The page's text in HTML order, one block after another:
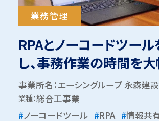
業務管理
RPAとノーコードツー
し、事務作業の時間を
事業所名：エーシングループ 永森建
業種：総合工事業
#ノーコードツール #RPA #情報共